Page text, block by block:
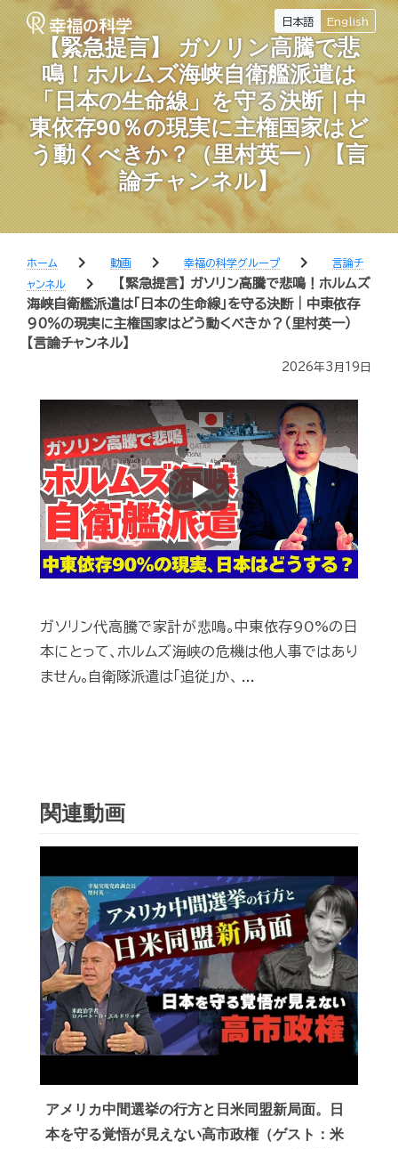
日本語 English
【緊急提言】 ガソリン高騰で悲
鳴！ホルムズ海峡自衛艦派遣は
「日本の生命線」を守る決断｜中
東依存90％の現実に主権国家はど
う動くべきか？（里村英一）【言
論チャンネル】
ホーム chevron_right 動画 chevron_right 幸福の科学グループ chevron_right
言論チ
ャンネル
chevron_right
【緊急提言】 ガソリン高騰で悲鳴！ホルムズ
海峡自衛艦派遣は「日本の生命線」を守る決断｜中東依存
90％の現実に主権国家はどう動くべきか？（里村英一）
【言論チャンネル】
2026年3月19日
Play
ガソリン代高騰で家計が悲鳴｡中東依存90%の日
本にとって､ホルムズ海峡の危機は他人事ではあり
ません｡自衛隊派遣は｢追従｣か､ ...
関連動画
アメリカ中間選挙の行方と日米同盟新局面。日
本を守る覚悟が見えない高市政権（ゲスト：米